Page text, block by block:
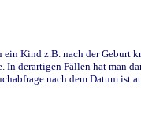
Kind z.B. nach der Geburt
derartigen Fällen hat man
nach dem Datum ist